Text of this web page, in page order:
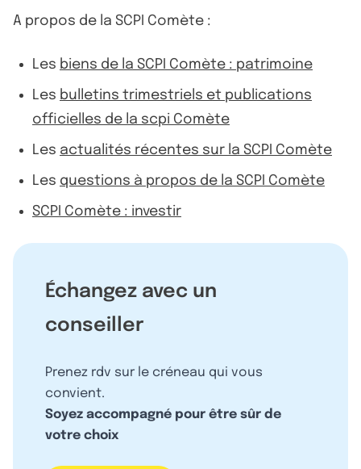
A propos de la SCPI Comète :
Les biens de la SCPI Comète : patrimoine
Les bulletins trimestriels et publications
officielles de la scpi Comète
Les actualités récentes sur la SCPI Comète
Les questions à propos de la SCPI Comète
SCPI Comète : investir
Échangez avec un
conseiller
Prenez rdv sur le créneau qui vous
convient.
Soyez accompagné pour être sûr de
votre choix